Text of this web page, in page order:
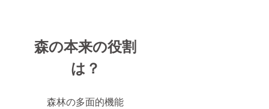
森の本来の役割
は？
森林の多面的機能